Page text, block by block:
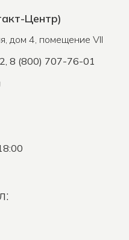
Центр)
дом 4, помещение VII
8 (800) 707-76-01